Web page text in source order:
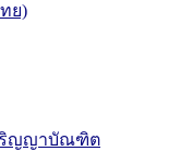
ย)
ริญญาบัณฑิต